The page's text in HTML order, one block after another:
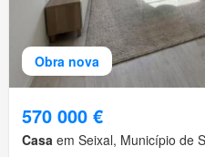
Obra nova
570 000 €
Casa em Seixal, Município de